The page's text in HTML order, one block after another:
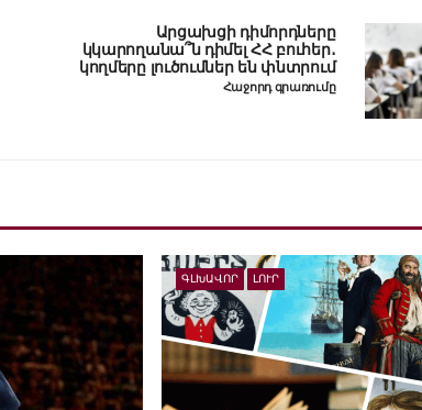
Արցախցի դիմորդները
կկարողանա՞ն դիմել ՀՀ բուհեր․
կողմերը լուծումներ են փնտրում
Հաջորդ գրառումը
ԳԼԽԱՎՈՐ ԼՈՒՐ